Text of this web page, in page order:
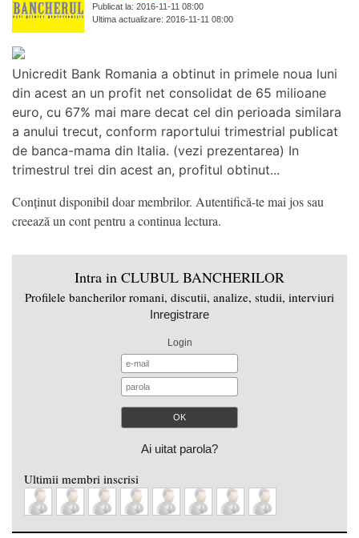
Publicat la: 2016-11-11 08:00
Ultima actualizare: 2016-11-11 08:00
Unicredit Bank Romania a obtinut in primele noua luni
din acest an un profit net consolidat de 65 milioane
euro, cu 67% mai mare decat cel din perioada similara
a anului trecut, conform raportului trimestrial publicat
de banca-mama din Italia. (vezi prezentarea) In
trimestrul trei din acest an, profitul obtinut...
Conținut disponibil doar membrilor. Autentifică-te mai jos sau
creează un cont pentru a continua lectura.
Intra in CLUBUL BANCHERILOR
Profilele bancherilor romani, discutii, analize, studii, interviuri
Inregistrare
Login
Ai uitat parola?
Ultimii membri inscrisi